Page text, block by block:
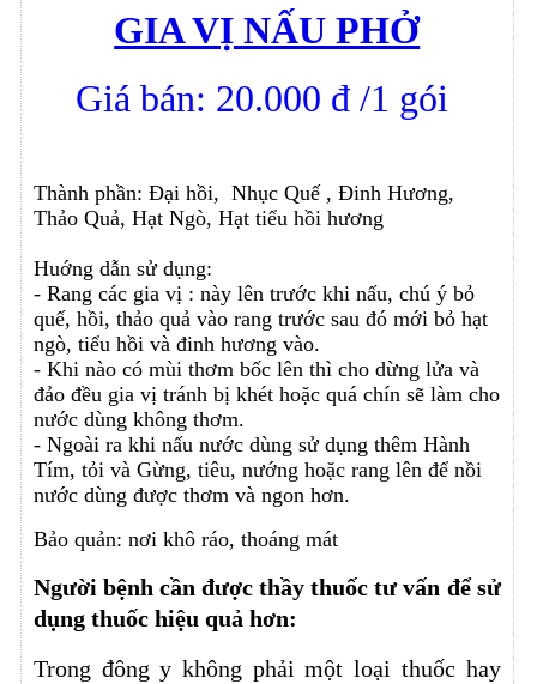
GIA VỊ NẤU PHỞ
Giá bán: 20.000 đ /1 gói
Thành phần: Đại hồi, Nhục Quế , Đinh Hương,
Thảo Quả, Hạt Ngò, Hạt tiểu hồi hương
Huớng dẫn sử dụng:
- Rang các gia vị : này lên trước khi nấu, chú ý bỏ
quế, hồi, thảo quả vào rang trước sau đó mới bỏ hạt
ngò, tiểu hồi và đinh hương vào.
- Khi nào có mùi thơm bốc lên thì cho dừng lửa và
đảo đều gia vị tránh bị khét hoặc quá chín sẽ làm cho
nước dùng không thơm.
- Ngoài ra khi nấu nước dùng sử dụng thêm Hành
Tím, tỏi và Gừng, tiêu, nướng hoặc rang lên để nồi
nước dùng được thơm và ngon hơn.
Bảo quản: nơi khô ráo, thoáng mát
Người bệnh cần được thầy thuốc tư vấn để sử
dụng thuốc hiệu quả hơn:
Trong đông y không phải một loại thuốc hay